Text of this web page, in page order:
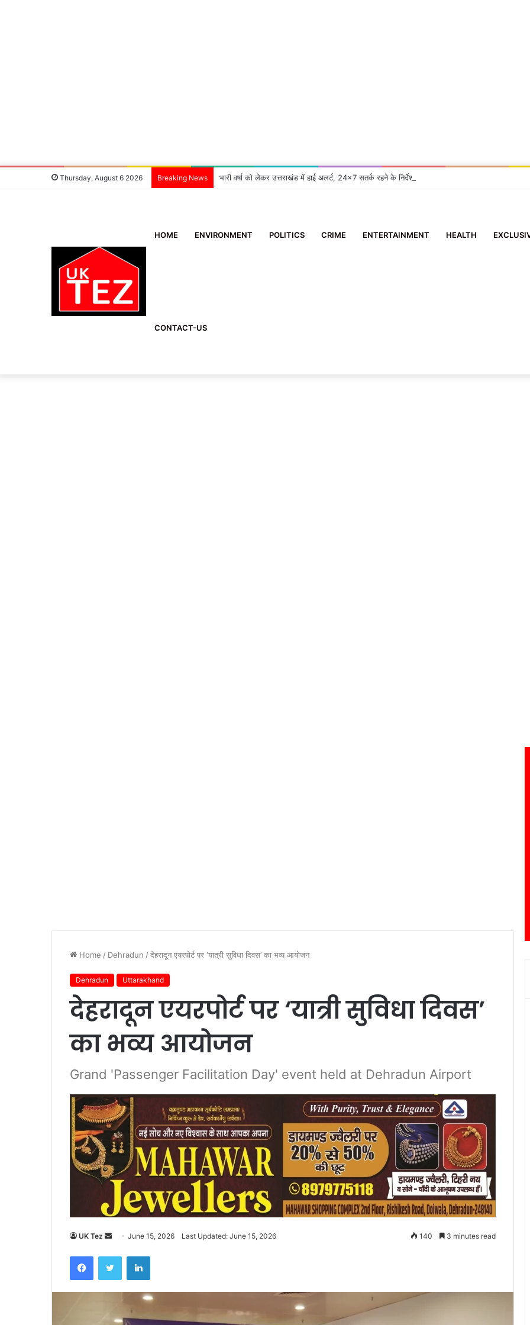
Thursday, August 6 2026 Breaking News भारी वर्षा को लेकर उत्तराखंड में हाई अलर्ट, 24×7 सतर्क रहने के निर्देश
HOME ENVIRONMENT POLITICS CRIME ENTERTAINMENT HEALTH
CONTACT-US
Home / Dehradun /देहरादून एयरपोर्ट पर ‘यात्री सुविधा दिवस’ का भव्य आयोजन
Dehradun Uttarakhand
देहरादून एयरपोर्ट पर ‘यात्री सुविधा दिवस’
का भव्य आयोजन
Grand 'Passenger Facilitation Day' event held at Dehradun Airport
UK Tez
n
d
a
e
June 15, 2026 Last Updated: June 15, 2026 140 3 minutes read